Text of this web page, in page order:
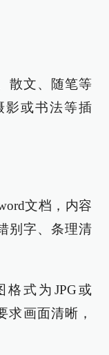
散文、随笔等
影或书法等插
文档，内容
别字、条理清
式为JPG或
求画面清晰，